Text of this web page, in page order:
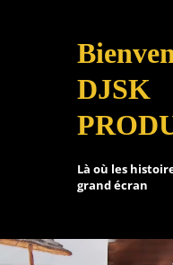
DJSK
Là où les
grand écran